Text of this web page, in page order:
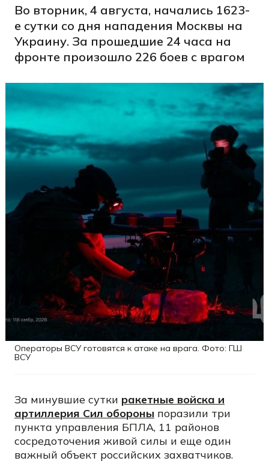
Во вторник, 4 августа, начались 1623-
е сутки со дня нападения Москвы на
Украину. За прошедшие 24 часа на
фронте произошло 226 боев с врагом
Операторы ВСУ готовятся к атаке на врага. Фото: ГШ
ВСУ
За минувшие сутки ракетные войска и
артиллерия Сил обороны поразили три
пункта управления БПЛА, 11 районов
сосредоточения живой силы и еще один
важный объект российских захватчиков.